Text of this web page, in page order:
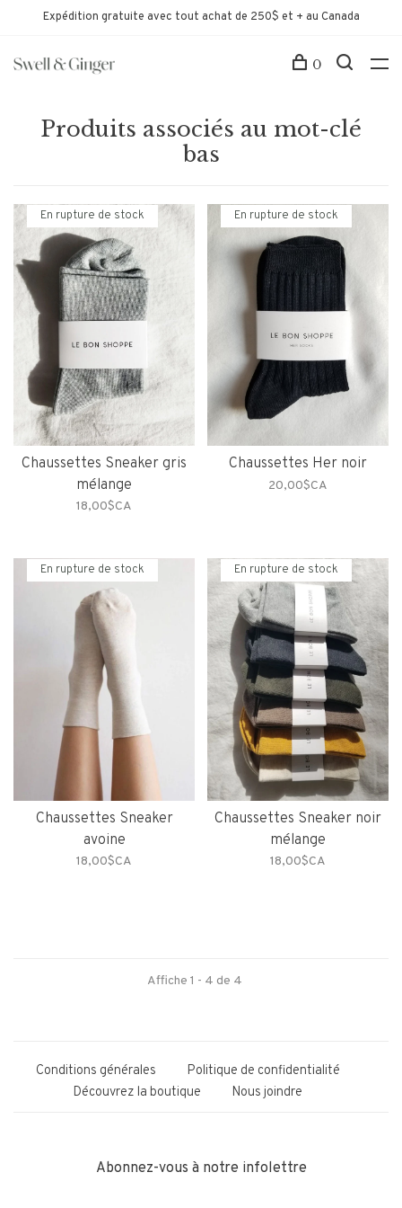
Expédition gratuite avec tout achat de 250$ et + au Canada
0
Produits associés au mot-clé
bas
En rupture de stock
Chaussettes Sneaker gris
mélange
18,00$CA
En rupture de stock
Chaussettes Her noir
20,00$CA
En rupture de stock
Chaussettes Sneaker
avoine
18,00$CA
En rupture de stock
Chaussettes Sneaker noir
mélange
18,00$CA
Affiche 1 - 4 de 4
Conditions générales
Politique de confidentialité
Découvrez la boutique
Nous joindre
Abonnez-vous à notre infolettre